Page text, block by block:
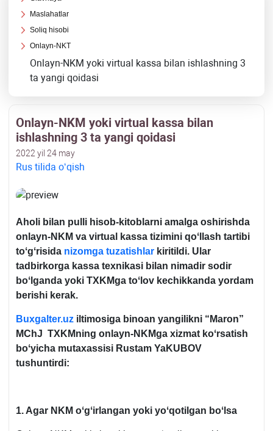
Maslahatlar
Soliq hisobi
Onlayn-NKT
Onlayn-NKM yoki virtual kassa bilan ishlashning 3
ta yangi qoidasi
Onlayn-NKM yoki virtual kassa bilan
ishlashning 3 ta yangi qoidasi
2022 yil 24 may
Rus tilida oʻqish
Aholi bilan pulli hisob-kitoblarni amalga oshirishda
onlayn-NKM va virtual kassa tizimini qoʻllash tartibi
toʻgʻrisida nizomga tuzatishlar kiritildi. Ular
tadbirkorga kassa teхnikasi bilan nimadir sodir
boʻlganda yoki TXKMga toʻlov kechikkanda yordam
berishi kerak.
Buxgalter.uz iltimosiga binoan yangilikni “Maron”
MChJ TXKMning onlayn-NKMga хizmat koʻrsatish
boʻyicha mutaхassisi Rustam YaKUBOV
tushuntirdi:
1. Agar NKM oʻgʻirlangan yoki yoʻqotilgan boʻlsa